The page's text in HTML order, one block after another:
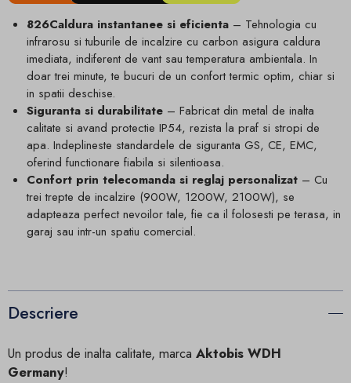
826Caldura instantanee si eficienta – Tehnologia cu
infrarosu si tuburile de incalzire cu carbon asigura caldura
imediata, indiferent de vant sau temperatura ambientala. In
doar trei minute, te bucuri de un confort termic optim, chiar si
in spatii deschise.
Siguranta si durabilitate – Fabricat din metal de inalta
calitate si avand protectie IP54, rezista la praf si stropi de
apa. Indeplineste standardele de siguranta GS, CE, EMC,
oferind functionare fiabila si silentioasa.
Confort prin telecomanda si reglaj personalizat – Cu
trei trepte de incalzire (900W, 1200W, 2100W), se
adapteaza perfect nevoilor tale, fie ca il folosesti pe terasa, in
garaj sau intr-un spatiu comercial.
Descriere
Un produs de inalta calitate, marca Aktobis WDH
Germany!